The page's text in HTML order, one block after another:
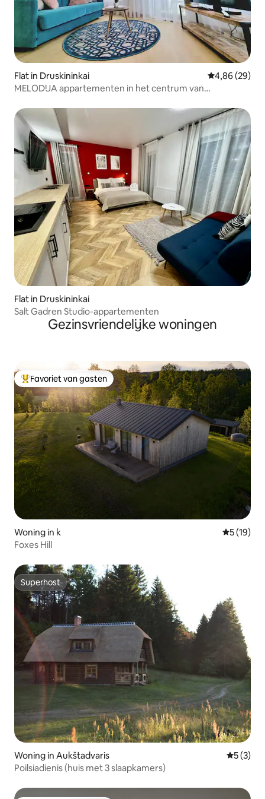
Flat in Druskininkai Gemiddelde
4,86 (29)
MELODIJA appartementen in het centrum van
Flat in Druskininkai
Salt Gadren Studio-appartementen
Gezinsvriendelijke woningen
Topfavoriet van gasten
Favoriet van gasten
Woning in k
5 (19)
Foxes Hill
Superhost
Superhost
Woning in Aukštadvaris
5 (3)
Poilsiadienis (huis met 3 slaapkamers)